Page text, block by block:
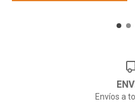
Envíos a